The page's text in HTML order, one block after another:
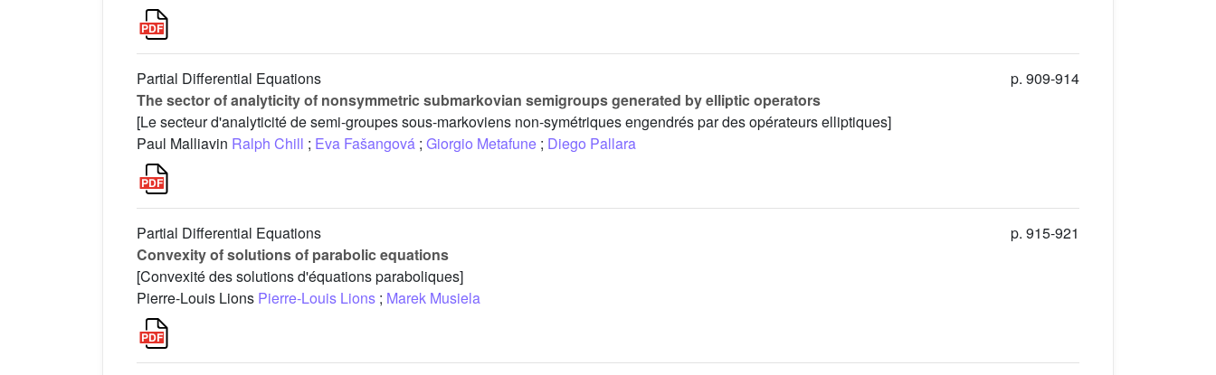
Partial Differential Equations
The sector of analyticity of nonsymmetric submarkovian semigroups generated by elliptic operators
[Le secteur d'analyticité de semi-groupes sous-markoviens non-symétriques engendrés par des opérateurs elliptiques]
Paul Malliavin Ralph Chill ; Eva Fašangová ; Giorgio Metafune ; Diego Pallara
p. 909-914
Partial Differential Equations
Convexity of solutions of parabolic equations
[Convexité des solutions d'équations paraboliques]
Pierre-Louis Lions Pierre-Louis Lions ; Marek Musiela
p. 915-921